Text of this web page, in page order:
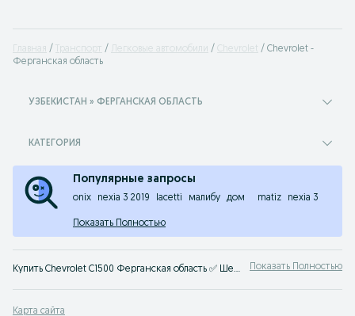
Главная Транспорт Легковые автомобили Chevrolet
Chevrolet -
Ферганская область
УЗБЕКИСТАН » ФЕРГАНСКАЯ ОБЛАСТЬ
КАТЕГОРИЯ
Популярные запросы
onix nexia 3 2019 lacetti малибу дом matiz nexia 3
Показать Полностью
Купить Chevrolet C1500 Ферганская область ✅ Шевроле C1500 цена бу и нового авто ☝ Большой выбор автомобилей по выгодным ценам на OLX.uz (ранее Torg.uz) Показать Полностью
Карта сайта